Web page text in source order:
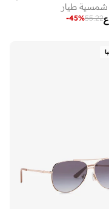
شمسية طيار
55.22
-45%